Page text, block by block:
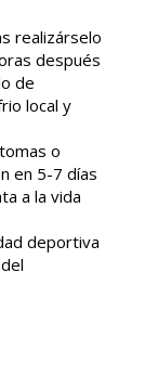
realizárselo
después
de
local y
o
en 5-7 días
a la vida
deportiva